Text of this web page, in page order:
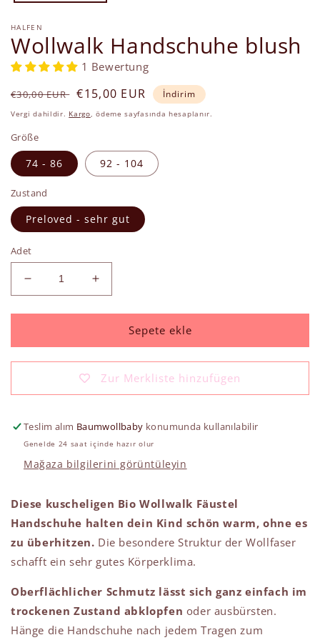
HALFEN
Wollwalk Handschuhe blush
1 Bewertung
Normal
fiyat
€30,00 EUR İndirimli
fiyat
€15,00 EUR İndirim
Vergi dahildir. Kargo, ödeme sayfasında hesaplanır.
Größe
74 - 86 92 - 104
Zustand
Preloved - sehr gut
Adet
Wollwalk
Handschuhe
blush
adedi
azaltın
Wollwalk
Handschuhe
blush
adedi
artırın
Sepete ekle
Zur Merkliste hinzufügen
Teslim alım Baumwollbaby konumunda kullanılabilir
Genelde 24 saat içinde hazır olur
Mağaza bilgilerini görüntüleyin
Diese kuscheligen Bio Wollwalk Fäustel
Handschuhe halten dein Kind schön warm, ohne es
zu überhitzen. Die besondere Struktur der Wollfaser
schafft ein sehr gutes Körperklima.
Oberflächlicher Schmutz lässt sich ganz einfach im
trockenen Zustand abklopfen oder ausbürsten.
Hänge die Handschuhe nach jedem Tragen zum